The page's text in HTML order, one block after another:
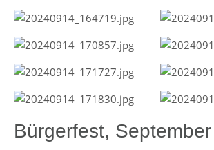
Bürgerfest,